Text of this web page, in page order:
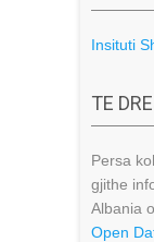
Insituti
TE
Persa
gjithe
Albania
Open